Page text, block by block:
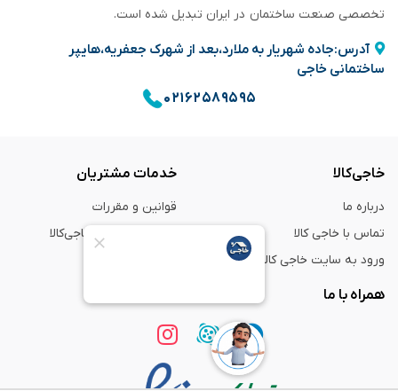
تخصصی صنعت ساختمان در ایران تبدیل شده است.
آدرس:جاده شهریار به ملارد،بعد از شهرک جعفریه،هایپر
ساختمانی خاجی
۰۲۱۶۲۵۸۹۵۹۵
خاجی‌کالا
درباره ما
تماس با خاجی کالا
ورود به سایت خاجی‌ کالا
خدمات مشتریان
قوانین و مقررات
راهنمای خرید از خاجی‌کالا
همراه با ما